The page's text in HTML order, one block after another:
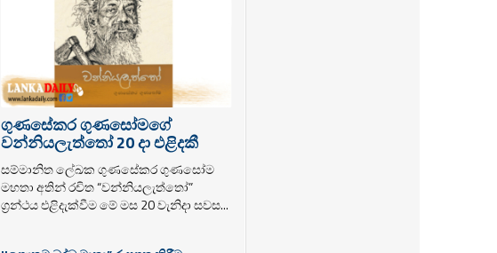
ගුණසේකර ගුණසෝමගේ
වන්නියලැත්තෝ 20 දා එළිදකී
සම්මානිත ලේඛක ගුණසේකර ගුණසෝම
මහතා අතින් රචිත “වන්නියලැත්තෝ”
ග්‍රන්ථය එළිදැක්වීම මේ මස 20 වැනිදා සවස...